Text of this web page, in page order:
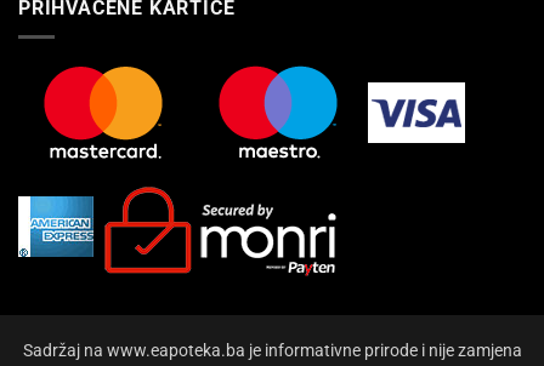
PRIHVAĆENE KARTICE
Sadržaj na www.eapoteka.ba je informativne prirode i nije zamjena